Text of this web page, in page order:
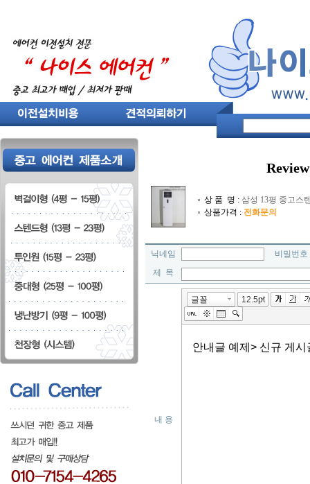
Review
상 품 명 : 삼성 13평 중고스
상품가격 : 전화문의
닉네임
비밀번
제 목
내 용